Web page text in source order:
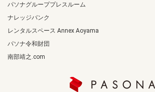
パソナグループプレスルーム
ナレッジバンク
レンタルスペース Annex Aoyama
パソナ令和財団
南部靖之.com